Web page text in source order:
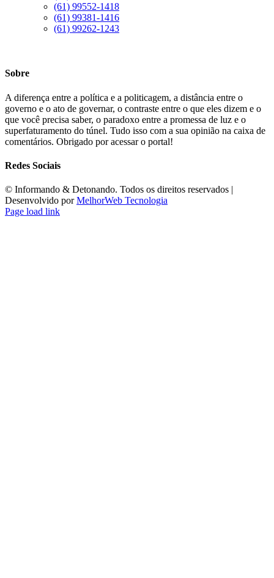
(61) 99552-1418
(61) 99381-1416
(61) 99262-1243
Sobre
A diferença entre a política e a politicagem, a distância entre o
governo e o ato de governar, o contraste entre o que eles dizem e o
que você precisa saber, o paradoxo entre a promessa de luz e o
superfaturamento do túnel. Tudo isso com a sua opinião na caixa de
comentários. Obrigado por acessar o portal!
Redes Sociais
©️ Informando & Detonando. Todos os direitos reservados |
Desenvolvido porMelhorWeb Tecnologia
Page load link